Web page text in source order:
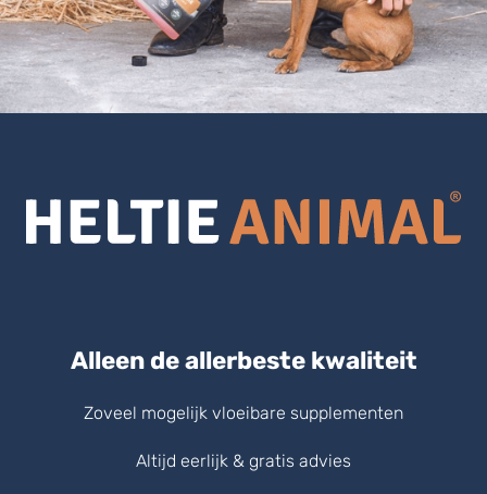
Alleen de allerbeste kwaliteit
Zoveel mogelijk vloeibare supplementen
Altijd eerlijk & gratis advies